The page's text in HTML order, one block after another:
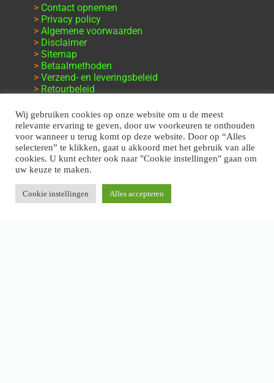
> Contact opnemen
> Privacy policy
> Algemene voorwaarden
> Disclaimer
> Sitemap
> Betaalmethoden
> Verzend- en leveringsbeleid
> Retourbeleid
Wij gebruiken cookies op onze website om u de meest
relevante ervaring te geven, door uw voorkeuren te onthouden
voor wanneer u terug komt op deze website. Door op “Alles
selecteren” te klikken, gaat u akkoord met het gebruik van alle
cookies. U kunt echter ook naar "Cookie instellingen" gaan om
uw keuze te maken.
Cookie instellingen Alles accepteren